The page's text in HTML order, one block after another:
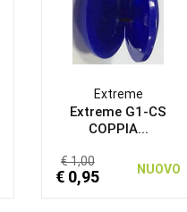
Extreme
Extreme G1-CS
COPPIA...
€ 1,00
€ 0,95 NUOVO